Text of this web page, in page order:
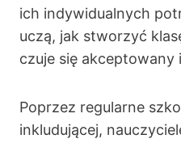
ich indywidualnych
uczą, jak stworzyć
czuje się akceptowany
Poprzez regularne
inkludującej,